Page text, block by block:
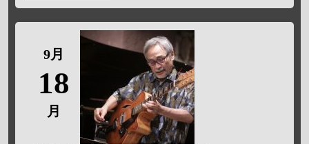
9月
18
月